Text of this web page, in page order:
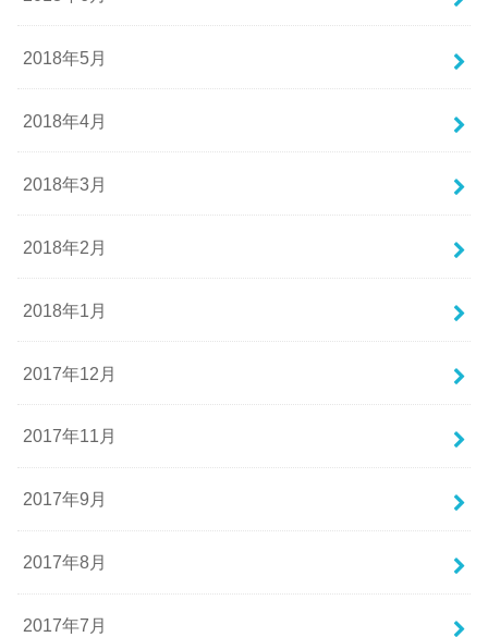
2018年5月
2018年4月
2018年3月
2018年2月
2018年1月
2017年12月
2017年11月
2017年9月
2017年8月
2017年7月